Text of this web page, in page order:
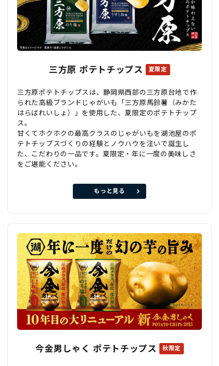
三方原 ポテトチップス 夏限定
三方原ポテトチップスは、静岡県西部の三方原台地で作
られた高級ブランドじゃがいも「三方原馬鈴薯（みかた
はらばれいしょ）」を使用した、夏限定のポテトチップ
ス。
甘くてホクホクの最高クラスのじゃがいもを湖池屋のポ
テトチップスづくりの経験とノウハウを注いで誕生し
た、こだわりの一品です。夏限定・年に一度の美味しさ
をご堪能ください。
もっと見る
今金男しゃく ポテトチップス 秋限定